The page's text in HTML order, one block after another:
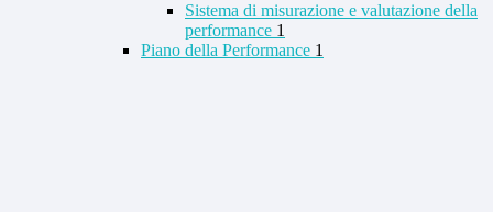
Sistema di misurazione e valutazione della
performance 1
Piano della Performance 1